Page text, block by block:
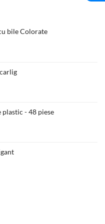
bile Colorate
lei.
plastic - 48 piese